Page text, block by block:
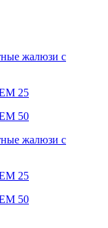
жалюзи с
25
50
жалюзи с
25
50